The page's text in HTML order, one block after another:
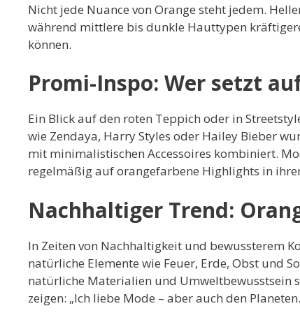
Nicht jede Nuance von Orange steht jedem.
während mittlere bis dunkle Hauttypen
können.
Promi-Inspo: Wer setzt
Ein Blick auf den roten Teppich oder in
wie Zendaya, Harry Styles oder Hailey Bieber
mit minimalistischen Accessoires kombiniert.
regelmäßig auf orangefarbene Highlights in
Nachhaltiger Trend:
In Zeiten von Nachhaltigkeit und bewussterem
natürliche Elemente wie Feuer, Erde, Obst und
natürliche Materialien und Umweltbewusstsein
zeigen: „Ich liebe Mode – aber auch den